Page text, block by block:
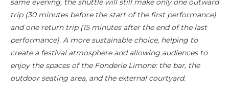
same evening, the shuttle will still make only one outward
trip (30 minutes before the start of the first performance)
and one return trip (15 minutes after the end of the last
performance). A more sustainable choice, helping to
create a festival atmosphere and allowing audiences to
enjoy the spaces of the Fonderie Limone: the bar, the
outdoor seating area, and the external courtyard.